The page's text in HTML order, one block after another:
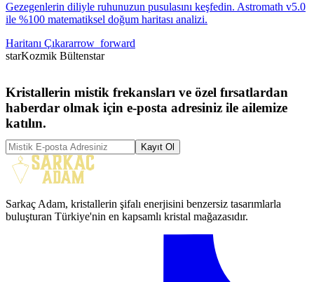
Gezegenlerin diliyle ruhunuzun pusulasını keşfedin. Astromath v5.0
ile %100 matematiksel doğum haritası analizi.
Haritanı Çıkararrow_forward
starKozmik Bültenstar
Kristallerin mistik frekansları ve özel fırsatlardan
haberdar olmak için e-posta adresiniz ile ailemize
katılın.
Kayıt Ol
Sarkaç Adam, kristallerin şifalı enerjisini benzersiz tasarımlarla
buluşturan Türkiye'nin en kapsamlı kristal mağazasıdır.